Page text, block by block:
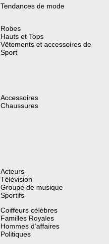
Tendances de mode
Robes
Hauts et Tops
Vêtements et accessoires de
Sport
Accessoires
Chaussures
Acteurs
Télévision
Groupe de musique
Sportifs
Coiffeurs célèbres
Familles Royales
Hommes d’affaires
Politiques